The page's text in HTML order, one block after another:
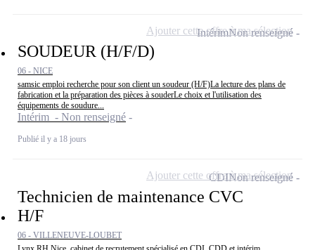
SOUDEUR (H/F/D)
06 - NICE
samsic emploi recherche pour son client un soudeur (H/F)La lecture des plans de
fabrication et la préparation des pièces à souderLe choix et l'utilisation des
équipements de soudure...
Intérim - Non renseigné
Publié il y a 18 jours
IntérimNon renseigné
Ajouter cette offre à ma sélection
Technicien de maintenance CVC
H/F
06 - VILLENEUVE-LOUBET
CDINon renseigné
Ajouter cette offre à ma sélection